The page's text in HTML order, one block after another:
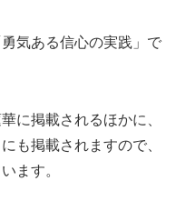
気ある信心の実践」で
に掲載されるほかに、
も掲載されますので、
ます。